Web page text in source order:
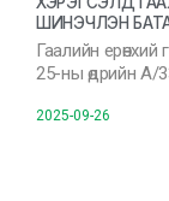
ШИНЭЧЛЭН
Гаалийн
25-ны өдрийн А/
2025-09-26